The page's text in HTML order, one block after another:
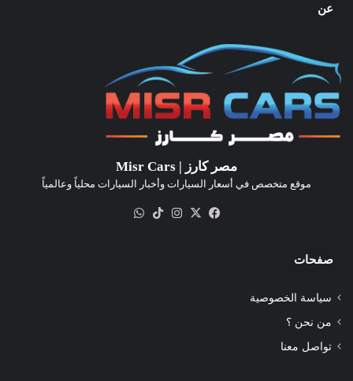
عن
مصر كارز | Misr Cars
موقع متخصص في أسعار السيارات وأخبار السيارات محلياً وعالمياً
فيسبوك
‫X انستقرام‫TikTok
صفحات
سياسة الخصوصية
من نحن ؟
تواصل معنا